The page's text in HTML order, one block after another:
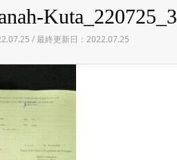
Kuta_220725_3
/ 最終更新日：2022.07.25